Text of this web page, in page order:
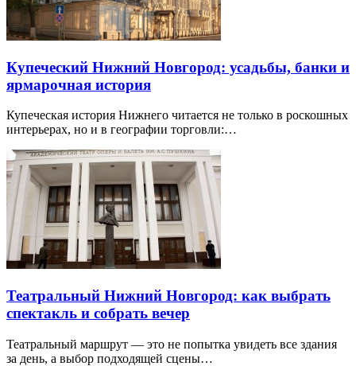
Купеческий Нижний Новгород: усадьбы, банки и
ярмарочная история
Купеческая история Нижнего читается не только в роскошных
интерьерах, но и в географии торговли:…
Театральный Нижний Новгород: как выбрать
спектакль и собрать вечер
Театральный маршрут — это не попытка увидеть все здания
за день, а выбор подходящей сцены…